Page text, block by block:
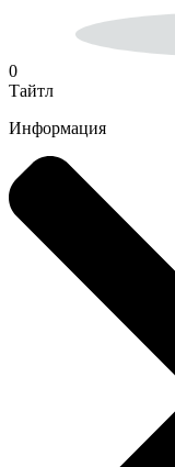
0
Тайтл
Информация